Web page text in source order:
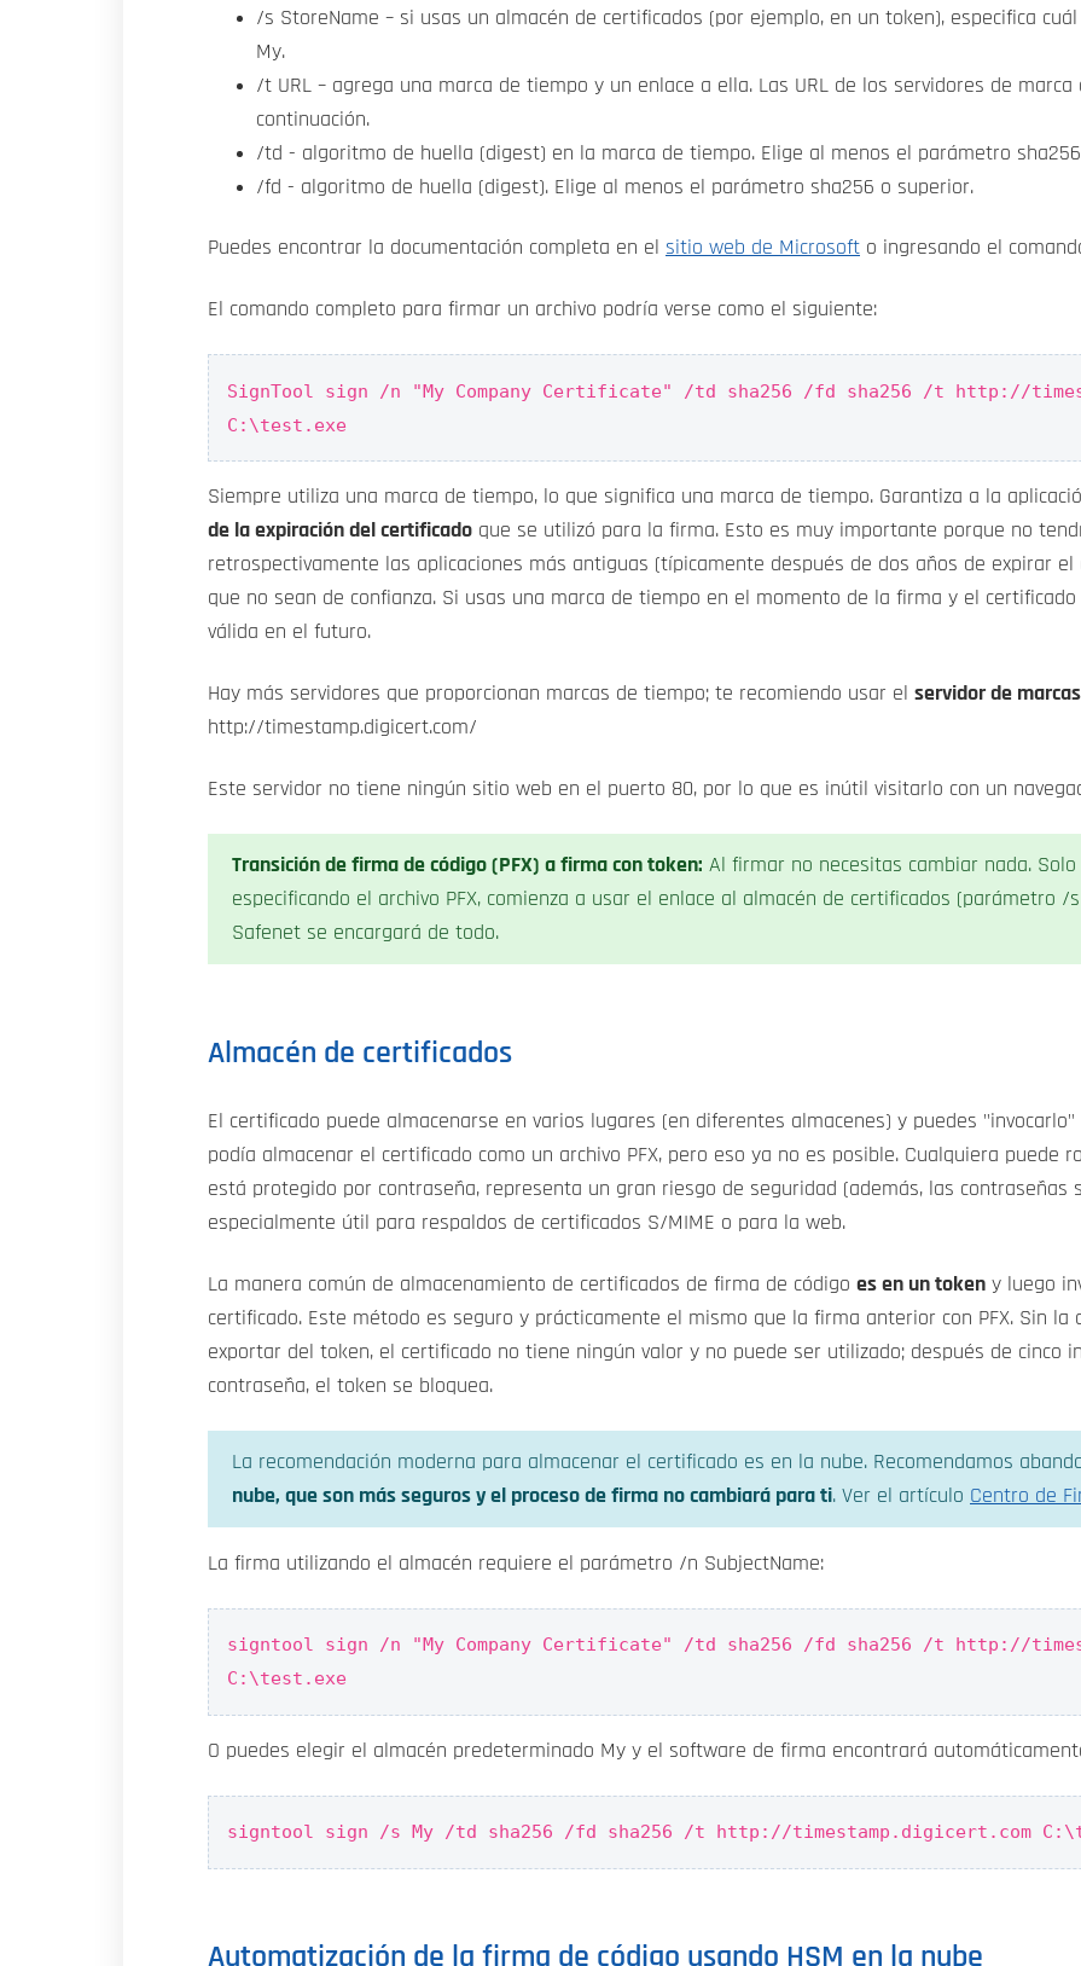
/s StoreName – si usas un almacén de certificados (por ejemplo, en un token), especifica
My.
/t URL – agrega una marca de tiempo y un enlace a ella. Las URL de los servidores de
continuación.
/td - algoritmo de huella (digest) en la marca de tiempo. Elige al menos el parámetro
/fd - algoritmo de huella (digest). Elige al menos el parámetro sha256 o superior.
Puedes encontrar la documentación completa en el sitio web de Microsoft o ingresando el
El comando completo para firmar un archivo podría verse como el siguiente:
SignTool sign /n "My Company Certificate" /td sha256 /fd sha256 /t http://
C:\test.exe
Siempre utiliza una marca de tiempo, lo que significa una marca de tiempo. Garantiza a la
de la expiración del certificado que se utilizó para la firma. Esto es muy importante porque no
retrospectivamente las aplicaciones más antiguas (típicamente después de dos años de expirar
que no sean de confianza. Si usas una marca de tiempo en el momento de la firma y el
válida en el futuro.
Hay más servidores que proporcionan marcas de tiempo; te recomiendo usar el servidor de
http://timestamp.digicert.com/
Este servidor no tiene ningún sitio web en el puerto 80, por lo que es inútil visitarlo con un
Transición de firma de código (PFX) a firma con token: Al firmar no necesitas cambiar nada.
especificando el archivo PFX, comienza a usar el enlace al almacén de certificados (parámetro /
Safenet se encargará de todo.
Almacén de certificados
El certificado puede almacenarse en varios lugares (en diferentes almacenes) y puedes
podía almacenar el certificado como un archivo PFX, pero eso ya no es posible. Cualquiera puede
está protegido por contraseña, representa un gran riesgo de seguridad (además, las contraseñas
especialmente útil para respaldos de certificados S/MIME o para la web.
La manera común de almacenamiento de certificados de firma de código es en un token y luego
certificado. Este método es seguro y prácticamente el mismo que la firma anterior con PFX. Sin la
exportar del token, el certificado no tiene ningún valor y no puede ser utilizado; después de cinco
contraseña, el token se bloquea.
La recomendación moderna para almacenar el certificado es en la nube. Recomendamos
nube, que son más seguros y el proceso de firma no cambiará para ti. Ver el artículo Centro de
La firma utilizando el almacén requiere el parámetro /n SubjectName:
signtool sign /n "My Company Certificate" /td sha256 /fd sha256 /t http://
C:\test.exe
O puedes elegir el almacén predeterminado My y el software de firma encontrará
signtool sign /s My /td sha256 /fd sha256 /t http://timestamp.digicert.com
Automatización de la firma de código usando HSM en la nube